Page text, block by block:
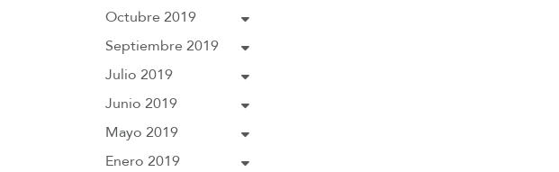
Octubre 2019
Septiembre 2019
Julio 2019
Junio 2019
Mayo 2019
Enero 2019